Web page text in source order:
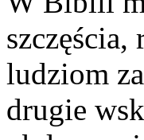
ludziom
drugie